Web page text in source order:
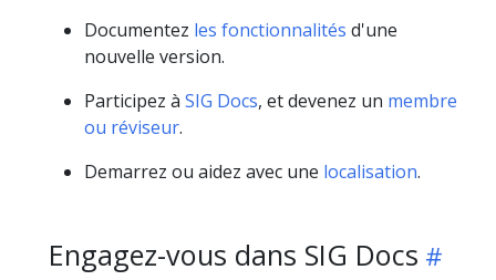
Documentez les fonctionnalités d'une
nouvelle version.
Participez à SIG Docs, et devenez un membre
ou réviseur.
Demarrez ou aidez avec une localisation.
Engagez-vous dans SIG Docs